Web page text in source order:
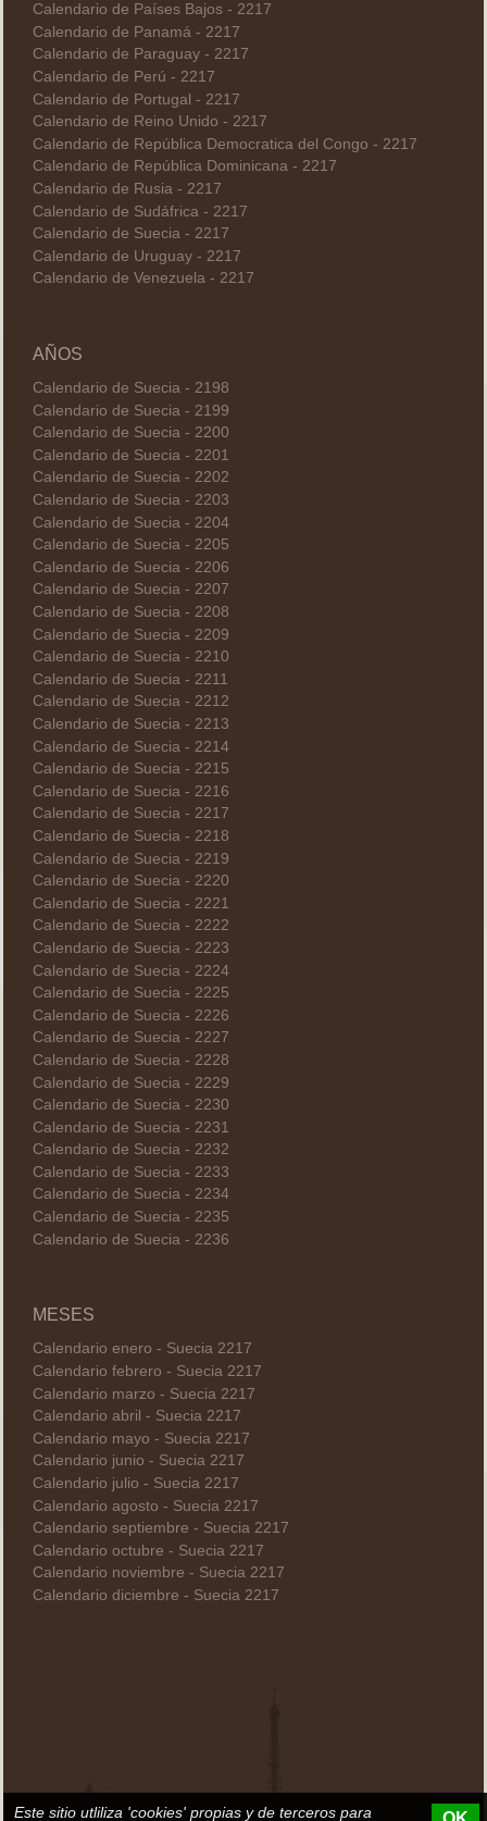
Calendario de Países Bajos - 2217
Calendario de Panamá - 2217
Calendario de Paraguay - 2217
Calendario de Perú - 2217
Calendario de Portugal - 2217
Calendario de Reino Unido - 2217
Calendario de República Democratica del Congo - 2217
Calendario de República Dominicana - 2217
Calendario de Rusia - 2217
Calendario de Sudáfrica - 2217
Calendario de Suecia - 2217
Calendario de Uruguay - 2217
Calendario de Venezuela - 2217
AÑOS
Calendario de Suecia - 2198
Calendario de Suecia - 2199
Calendario de Suecia - 2200
Calendario de Suecia - 2201
Calendario de Suecia - 2202
Calendario de Suecia - 2203
Calendario de Suecia - 2204
Calendario de Suecia - 2205
Calendario de Suecia - 2206
Calendario de Suecia - 2207
Calendario de Suecia - 2208
Calendario de Suecia - 2209
Calendario de Suecia - 2210
Calendario de Suecia - 2211
Calendario de Suecia - 2212
Calendario de Suecia - 2213
Calendario de Suecia - 2214
Calendario de Suecia - 2215
Calendario de Suecia - 2216
Calendario de Suecia - 2217
Calendario de Suecia - 2218
Calendario de Suecia - 2219
Calendario de Suecia - 2220
Calendario de Suecia - 2221
Calendario de Suecia - 2222
Calendario de Suecia - 2223
Calendario de Suecia - 2224
Calendario de Suecia - 2225
Calendario de Suecia - 2226
Calendario de Suecia - 2227
Calendario de Suecia - 2228
Calendario de Suecia - 2229
Calendario de Suecia - 2230
Calendario de Suecia - 2231
Calendario de Suecia - 2232
Calendario de Suecia - 2233
Calendario de Suecia - 2234
Calendario de Suecia - 2235
Calendario de Suecia - 2236
MESES
Calendario enero - Suecia 2217
Calendario febrero - Suecia 2217
Calendario marzo - Suecia 2217
Calendario abril - Suecia 2217
Calendario mayo - Suecia 2217
Calendario junio - Suecia 2217
Calendario julio - Suecia 2217
Calendario agosto - Suecia 2217
Calendario septiembre - Suecia 2217
Calendario octubre - Suecia 2217
Calendario noviembre - Suecia 2217
Calendario diciembre - Suecia 2217
Este sitio utliliza 'cookies' propias y de terceros para